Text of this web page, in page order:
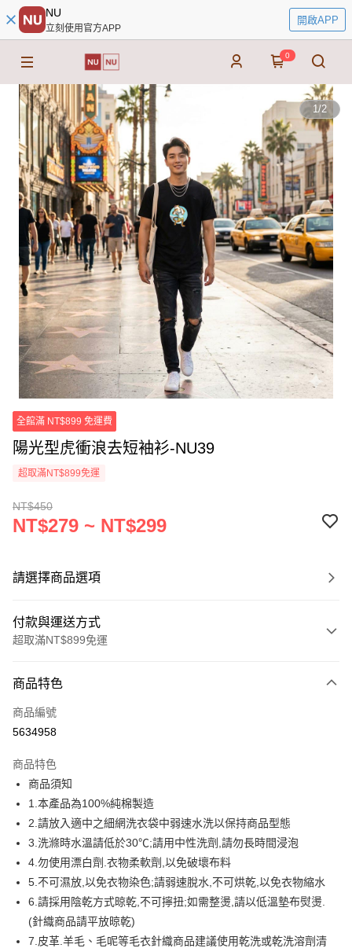
NU
立刻使用官方APP
開啟APP
0
1/2
全館滿 NT$899 免運費
陽光型虎衝浪去短袖衫-NU39
超取滿NT$899免運
NT$450
NT$279 ~ NT$299
請選擇商品選項
付款與運送方式
超取滿NT$899免運
信用卡一次付款
信用卡分期付款
合作金庫商業銀行
華南商業銀行
上海商業儲蓄銀行
國泰世華商業銀行
兆豐國際商業銀行
臺灣中小企業銀行
台中商業銀行
匯豐（台灣）商業銀行
華泰商業銀行
聯邦商業銀行
遠東國際商業銀行
元大商業銀行
永豐商業銀行
玉山商業銀行
星展（台灣）商業銀行
台新國際商業銀行
台灣樂天信用卡公司
6 期 0 利率 每期
華南商業銀行
上海商業儲蓄銀行
台北富邦商業銀行
國泰世華商業銀行
兆豐國際商業銀行
臺灣中小企業銀行
台中商業銀行
匯豐（台灣）商業銀行
華泰商業銀行
聯邦商業銀行
遠東國際商業銀行
元大商業銀行
永豐商業銀行
玉山商業銀行
台新國際商業銀行
中國信託商業銀行
12 期 0 利率 每期
合作金庫商業銀行
第一商業銀行
上海商業儲蓄銀行
台北富邦商業銀行
國泰世華商業銀行
兆豐國際商業銀行
臺灣中小企業銀行
台中商業銀行
匯豐（台灣）商業銀行
華泰商業銀行
聯邦商業銀行
元大商業銀行
永豐商業銀行
超商取貨付款
LINE Pay
Apple Pay
街口支付
悠遊付
商品特色
商品編號
5634958
商品特色
商品須知
1.本產品為100%純棉製造
2.請放入適中之細網洗衣袋中弱速水洗以保持商品型態
3.洗滌時水溫請低於30℃;請用中性洗劑,請勿長時間浸泡
4.勿使用漂白劑.衣物柔軟劑,以免破壞布料
5.不可濕放,以免衣物染色;請弱速脫水,不可烘乾,以免衣物縮水
6.請採用陰乾方式晾乾,不可擰扭;如需整燙,請以低溫墊布熨燙.
(針織商品請平放晾乾)
7.皮革.羊毛、毛呢等毛衣針織商品建議使用乾洗或乾洗溶劑清